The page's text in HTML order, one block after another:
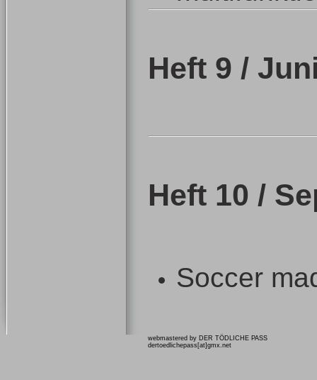
Heft 9 /
Heft 10 /
Soccer
webmastered by DER TÖDLICHE PASS
dertoedlichepass[at]gmx.net